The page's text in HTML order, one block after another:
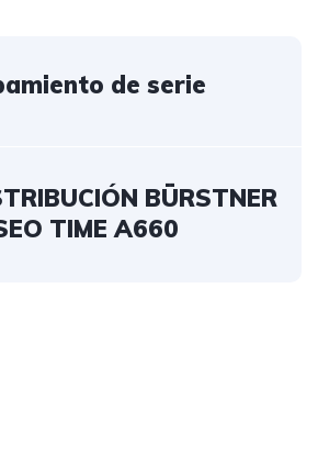
de serie
BÜRSTNER
TIME A660